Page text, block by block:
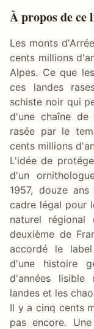
À propos de ce
Les monts
cents millions
Alpes. Ce que
ces landes
schiste noir qui
d'une chaîne de
rasée par le
cents millions
L'idée de
d'un
1957, douze
cadre légal pour
naturel
deuxième de
accordé le label
d'une histoire
d'années lisible
landes et les
Il y a cinq cents
pas encore.